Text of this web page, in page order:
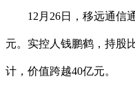
12月26日，移远通信通
元。实控人钱鹏鹤，持股
计，价值跨越40亿元。